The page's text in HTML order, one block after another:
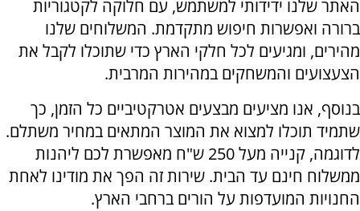
האתר שלנו ידידותי למשתמש, עם חלוקה לקטגוריות
ברורה ואפשרות חיפוש מתקדמת. המשלוחים שלנו
מהירים, ומגיעים לכל חלקי הארץ כדי שתוכלו לקבל את
הצעצועים והמשחקים במהירות המרבית.
בנוסף, אנו מציעים מבצעים אטרקטיביים כל הזמן, כך
שתמיד תוכלו למצוא את המוצר המתאים במחיר משתלם.
לדוגמה, קנייה מעל 250 ש"ח מאפשרת לכם ליהנות
ממשלוח חינם עד הבית. שירות זה הפך את מודינו לאחת
החנויות המועדפות על הורים ברחבי הארץ.